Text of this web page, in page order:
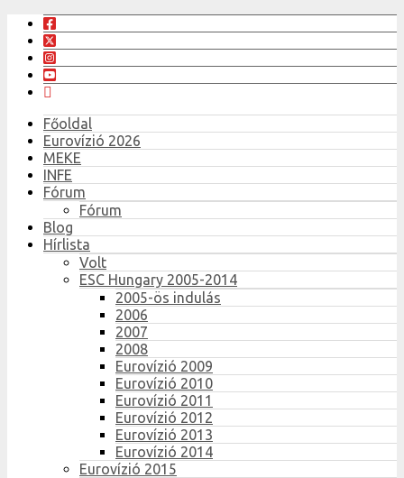
Főoldal
Eurovízió 2026
MEKE
INFE
Fórum
Fórum
Blog
Hírlista
Volt
ESC Hungary 2005-2014
2005-ös indulás
2006
2007
2008
Eurovízió 2009
Eurovízió 2010
Eurovízió 2011
Eurovízió 2012
Eurovízió 2013
Eurovízió 2014
Eurovízió 2015